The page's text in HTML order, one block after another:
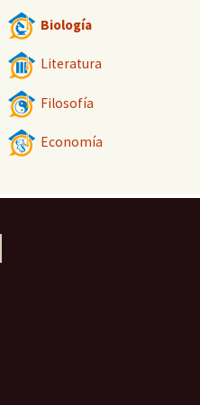
Biología
Literatura
Filosofía
Economía